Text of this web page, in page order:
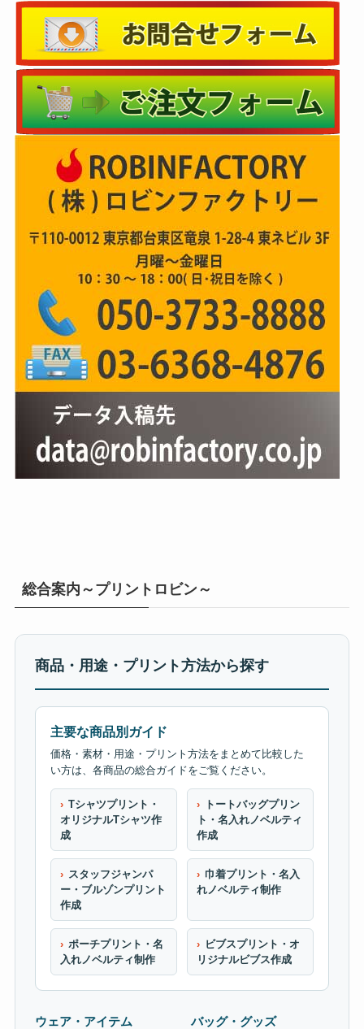
総合案内～プリントロビン～
商品・用途・プリント方法から探す
主要な商品別ガイド
価格・素材・用途・プリント方法をまとめて比較した
い方は、各商品の総合ガイドをご覧ください。
Tシャツプリント・
オリジナルTシャツ作
成
トートバッグプリン
ト・名入れノベルティ
作成
スタッフジャンパ
ー・ブルゾンプリント
作成
巾着プリント・名入
れノベルティ制作
ポーチプリント・名
入れノベルティ制作
ビブスプリント・オ
リジナルビブス作成
ウェア・アイテム バッグ・グッズ